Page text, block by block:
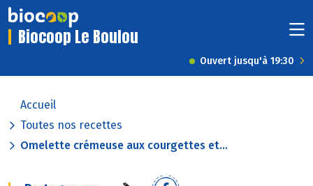
Biocoop Le Boulou
Ouvert jusqu'à 19:30
Accueil
Toutes nos recettes
Omelette crémeuse aux courgettes et...